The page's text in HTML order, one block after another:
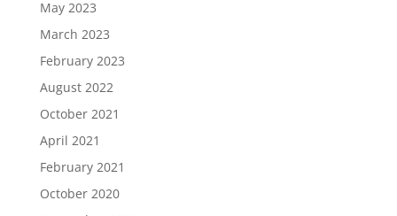
May 2023
March 2023
February 2023
August 2022
October 2021
April 2021
February 2021
October 2020